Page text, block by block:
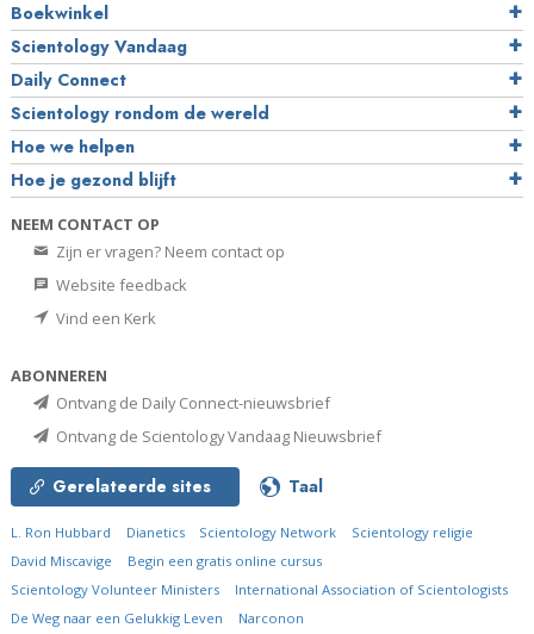
Boekwinkel
Scientology Vandaag
Daily Connect
Scientology rondom de wereld
Hoe we helpen
Hoe je gezond blijft
NEEM CONTACT OP
Zijn er vragen? Neem contact op
Website feedback
Vind een Kerk
ABONNEREN
Ontvang de Daily Connect-nieuwsbrief
Ontvang de Scientology Vandaag Nieuwsbrief
Gerelateerde sites Taal
L. Ron Hubbard Dianetics Scientology Network
Scientology religie
David Miscavige
Begin een gratis online cursus
Scientology Volunteer Ministers
International Association of Scientologists
De Weg naar een Gelukkig Leven
Narconon